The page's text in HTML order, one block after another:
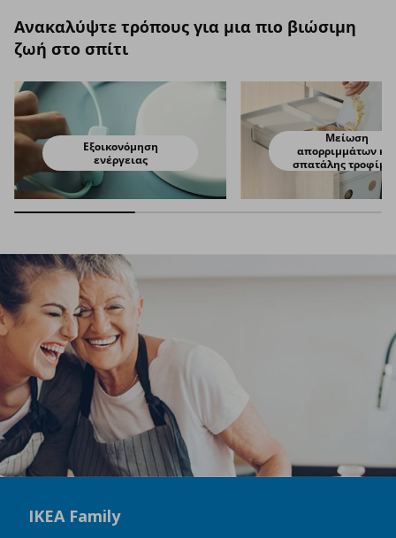
Ανακαλύψτε τρόπους για μια πιο βιώσιμη
ζωή στο σπίτι
Εξοικονόμηση
ενέργειας
Μείωση
απορριμμάτων και
σπατάλης
IKEA Family